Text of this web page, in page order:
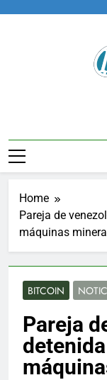
Home
Pareja de
máquinas
BITCOIN
Pareja